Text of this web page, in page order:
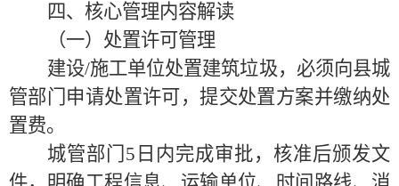
四、核心管理内容解读
（一）处置许可管理
建设/施工单位处置建筑垃圾，必须向县城
管部门申请处置许可，提交处置方案并缴纳处
置费。
城管部门 5日内完成审批，核准后颁发文